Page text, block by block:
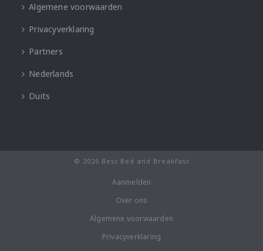
Algemene voorwaarden
Privacyverklaring
Partners
Nederlands
Duits
© 2026 Best Bed and Breakfast
Aanmelden
Over ons
Algemene voorwaarden
Privacyverklaring